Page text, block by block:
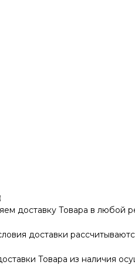
доставку Товара в любой
доставки
Товара из наличия